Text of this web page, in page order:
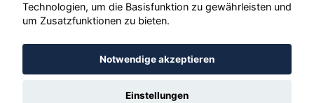
© konjunkturmotor.de GmbH 2020 - 2026
Technologien, um die Basisfunktion zu gewährleisten und
um Zusatzfunktionen zu bieten.
Notwendige akzeptieren
Einstellungen